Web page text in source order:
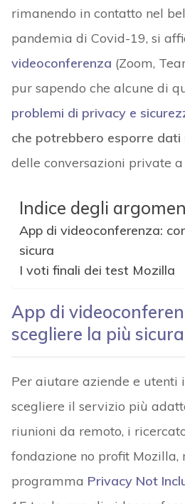
rimanendo in contatto nel
pandemia di Covid-19, si
videoconferenza (Zoom,
pur sapendo che alcune di
problemi di privacy e
che potrebbero esporre
delle conversazioni private
Indice degli
App di videoconferenza:
sicura
I voti finali dei test Mozilla
App di
scegliere la più sicura
Per aiutare aziende e utenti
scegliere il servizio più
riunioni da remoto, i
fondazione no profit Mozilla,
programma Privacy Not